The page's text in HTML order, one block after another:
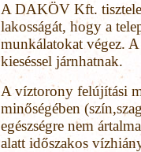
A DAKÖV Kft.
lakosságát, hogy a
munkálatokat végez.
kieséssel járnhatnak.
A víztorony felújítási
minőségében
egészségre nem
alatt időszakos